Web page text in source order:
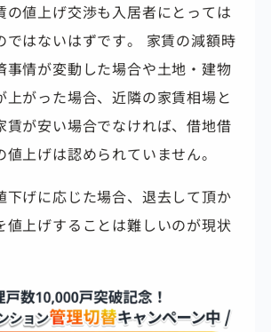
の値上げ交渉も入居者にとっては
ではないはずです。 家賃の減額時
事情が変動した場合や土地・建物
上がった場合、近隣の家賃相場と
賃が安い場合でなければ、借地借
上げは認められていません。
下げに応じた場合、退去して頂か
値上げすることは難しいのが現状